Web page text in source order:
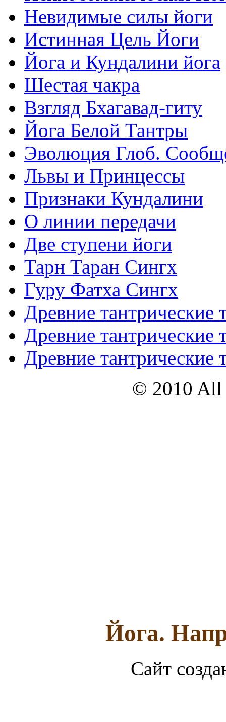
Невидимые силы йоги
Истинная Цель Йоги
Йога и Кундалини йога
Шестая чакра
Взгляд Бхагавад-гиту
Йога Белой Тантры
Эволюция Глоб.
Львы и Принцессы
Признаки Кундалини
О линии передачи
Две ступени йоги
Тарн Таран Сингх
Гуру Фатха Сингх
Древние тантрические
Древние тантрические
Древние тантрические
© 2010 All
Йога.
Сайт